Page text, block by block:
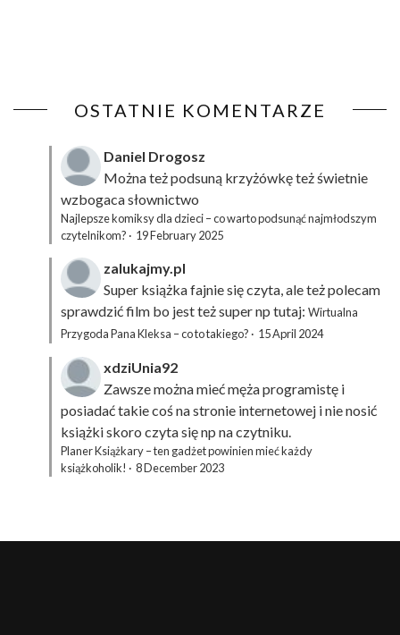
OSTATNIE KOMENTARZE
Daniel Drogosz
Można też podsuną krzyżówkęteż świetnie
wzbogaca słownictwo
Najlepsze komiksy dla dzieci – co warto podsunąć najmłodszym
czytelnikom? · 19 February 2025
zalukajmy.pl
Super książka fajnie się czyta, ale też polecam
sprawdzić film bo jest też super np tutaj: Wirtualna
Przygoda Pana Kleksa – co to takiego? · 15 April 2024
xdziUnia92
Zawsze można mieć męża programistę i
posiadać takie coś na stronie internetowej i nie nosić
książki skoro czyta się np na czytniku.
Planer Książkary – ten gadżet powinien mieć każdy
książkoholik! · 8 December 2023